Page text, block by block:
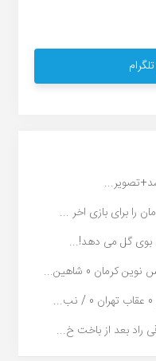
را برای بازی اخر ...
گل می دهد!...
0 شاهین...
راد بعد از باخت خ...